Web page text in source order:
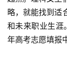
略，就能找到适
和未来职业生涯
年高考志愿填报